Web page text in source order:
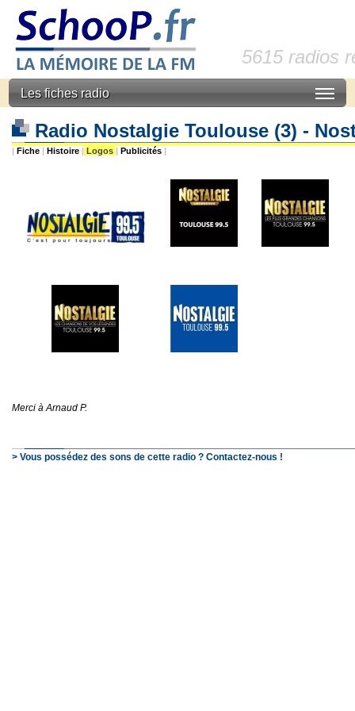
5615 radios
Les fiches radio
Radio Nostalgie Toulouse (3) -
| Fiche | Histoire | Logos | Publicités |
Merci à Arnaud P.
> Vous possédez des sons de cette radio ? Contactez-nous !